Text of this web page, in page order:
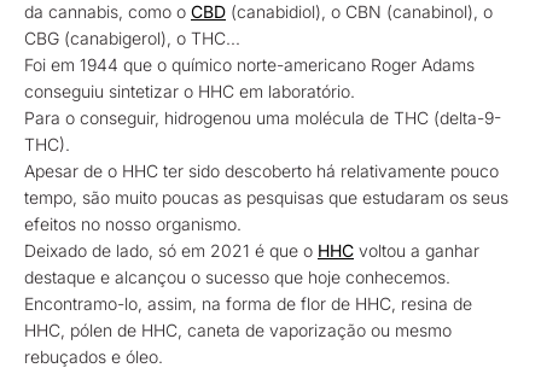
da cannabis, como o CBD (canabidiol), o CBN (canabinol), o
CBG (canabigerol), o THC...
Foi em 1944 que o químico norte-americano Roger Adams
conseguiu sintetizar o HHC em laboratório.
Para o conseguir, hidrogenou uma molécula de THC (delta-9-
THC).
Apesar de o HHC ter sido descoberto há relativamente pouco
tempo, são muito poucas as pesquisas que estudaram os seus
efeitos no nosso organismo.
Deixado de lado, só em 2021 é que o HHC voltou a ganhar
destaque e alcançou o sucesso que hoje conhecemos.
Encontramo-lo, assim, na forma de flor de HHC, resina de
HHC, pólen de HHC, caneta de vaporização ou mesmo
rebuçados e óleo.